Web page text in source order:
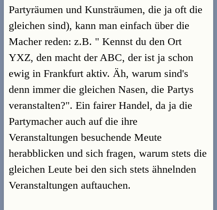
Partyräumen und Kunsträumen, die ja oft die
gleichen sind), kann man einfach über die
Macher reden: z.B. " Kennst du den Ort
YXZ, den macht der ABC, der ist ja schon
ewig in Frankfurt aktiv. Äh, warum sind's
denn immer die gleichen Nasen, die Partys
veranstalten?". Ein fairer Handel, da ja die
Partymacher auch auf die ihre
Veranstaltungen besuchende Meute
herabblicken und sich fragen, warum stets die
gleichen Leute bei den sich stets ähnelnden
Veranstaltungen auftauchen.